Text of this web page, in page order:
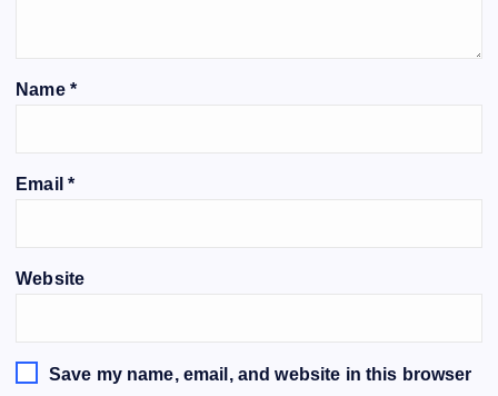
Name *
Email *
Website
Save my name, email, and website in this browser